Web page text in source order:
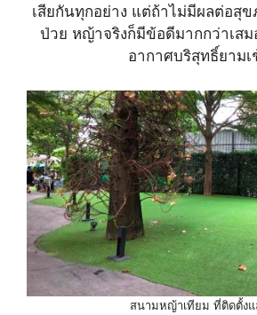
เสียกันทุกอย่าง แต่ถ้าไม่มีผลต่อสุข
ป่วย หญ้าจริงก็มีข้อดีมากกว่าเสม
อากาศบริสุทธิ์ยามเ
สนามหญ้าเทียม ที่ติดตั้งแ